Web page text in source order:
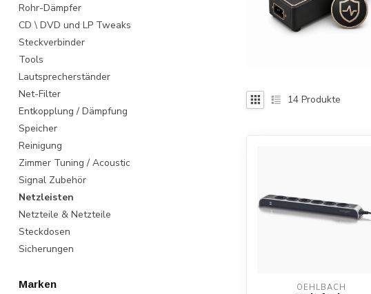
Rohr-Dämpfer
CD \ DVD und LP Tweaks
Steckverbinder
Tools
Lautsprecherständer
Net-Filter
Entkopplung / Dämpfung
Speicher
Reinigung
Zimmer Tuning / Acoustic
Signal Zubehör
Netzleisten
Netzteile & Netzteile
Steckdosen
Sicherungen
Marken
14 Produkte
OEHLBACH